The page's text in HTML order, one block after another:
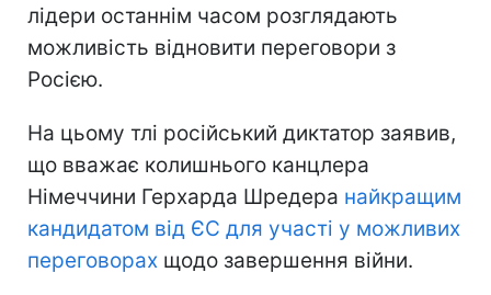
лідери останнім часом розглядають
можливість відновити переговори з
Росією.
На цьому тлі російський диктатор заявив,
що вважає колишнього канцлера
Німеччини Герхарда Шредера найкращим
кандидатом від ЄС для участі у можливих
переговорах щодо завершення війни.